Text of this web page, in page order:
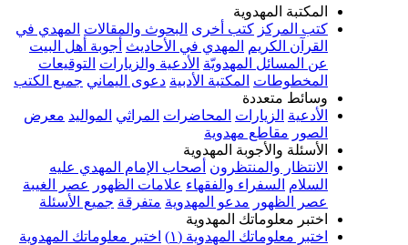
المهدوية
كتب أخرى البحوث والمقالات المهدي في
المهدي في الأحاديث أجوبة أهل البيت
المسائل المهدويّة الأدعية والزيارات التوقيعات
المكتبة الأدبية دعوى اليماني جميع الكتب
متعددة
الزيارات المحاضرات المراثي المواليد معرض
مقاطع مهدوية
والأجوبة المهدوية
والمنتظرون أصحاب الإمام المهدي عليه
السفراء والفقهاء علامات الظهور عصر الغيبة
مدعو المهدوية متفرقة جميع الأسئلة
معلوماتك المهدوية
معلوماتك المهدوية (١)
اختبر معلوماتك المهدوية